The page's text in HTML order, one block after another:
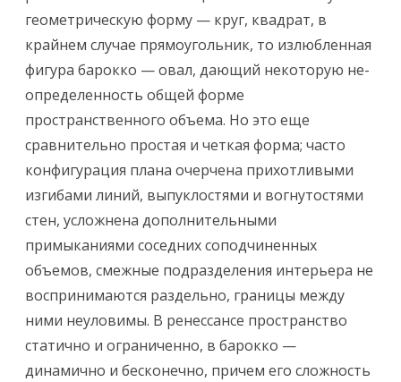
геометрическую форму — круг, квадрат, в
крайнем случае прямо­угольник, то излюбленная
фигура барокко — овал, дающий некоторую не­
определенность общей форме
пространственного объема. Но это еще
сравнительно простая и четкая форма; часто
конфигурация плана очерчена при­хотливыми
изгибами линий, выпуклостями и вогнутостями
стен, усложнена дополнительными
примыканиями соседних соподчиненных
объемов, смежные подразделения интерьера не
воспринимаются раздельно, границы между
ними неуловимы. В ренессансе пространство
статично и ограниченно, в барок­ко —
динамично и бесконечно, причем его сложность